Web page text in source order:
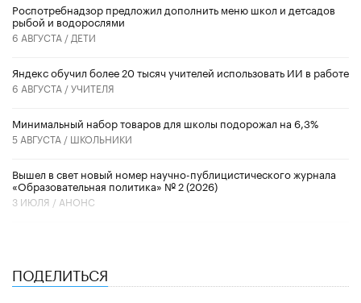
Роспотребнадзор предложил дополнить меню школ и детсадов
рыбой и водорослями
6 АВГУСТА / ДЕТИ
​Яндекс обучил более 20 тысяч учителей использовать ИИ в работе
6 АВГУСТА /УЧИТЕЛЯ
Минимальный набор товаров для школы подорожал на 6,3%
5 АВГУСТА / ШКОЛЬНИКИ
Вышел в свет новый номер научно-публицистического журнала
«Образовательная политика» № 2 (2026)
3 ИЮЛЯ / АНОНС
ПОДЕЛИТЬСЯ